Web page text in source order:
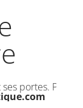
portes. Pour